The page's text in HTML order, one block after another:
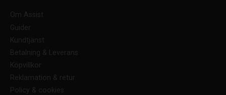
Om Assist
Guider
Kundtjänst
Betalning & Leverans
Köpvillkor
Reklamation & retur
Policy & cookies